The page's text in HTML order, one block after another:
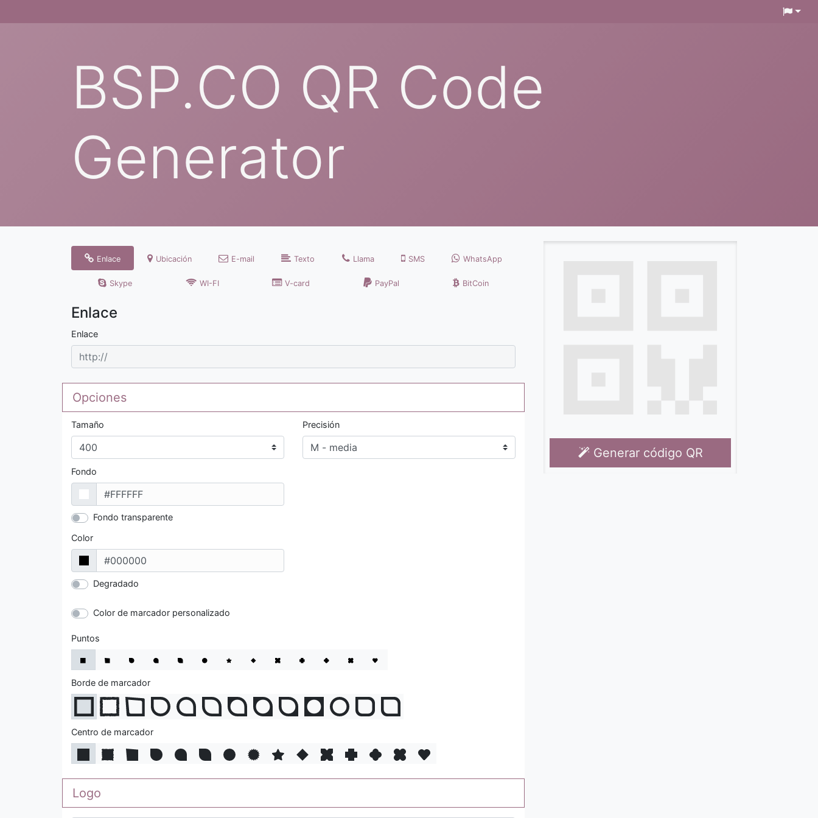
BSP.CO QR Code
Generator
Enlace Ubicación E-mail Texto Llama SMS WhatsApp
Skype WI-FI V-card PayPal BitCoin
Enlace
Enlace
Opciones
Tamaño Precisión
Fondo
Fondo transparente
Color
Degradado
Color de marcador personalizado
Puntos
Borde de marcador
Centro de marcador
Logo
Generar código QR